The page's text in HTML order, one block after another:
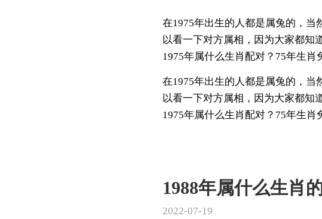
在1975年出生的人都是属兔的，
以看一下对方属相，因为大家都知
1975年属什么生肖配对？75年生肖
在1975年出生的人都是属兔的，
以看一下对方属相，因为大家都知
1975年属什么生肖配对？75年生肖
1988年属什么生肖
2022-07-19